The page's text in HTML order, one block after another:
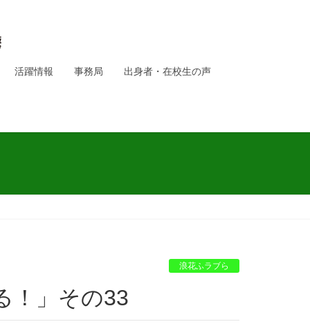
活躍情報 事務局 出身者・在校生の声
浪花ふラブら
！」その33